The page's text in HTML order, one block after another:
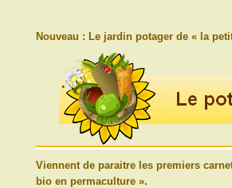
Nouveau : Le jardin potager de « la
Viennent de paraitre les premiers
bio en permaculture ».